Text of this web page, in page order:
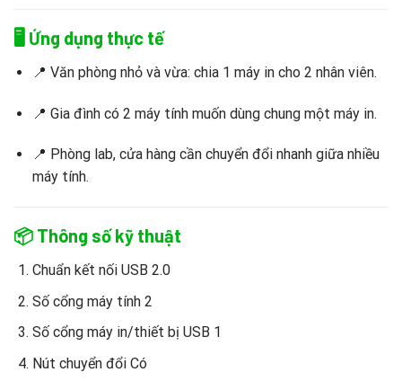
🖥️ Ứng dụng thực tế
📍 Văn phòng nhỏ và vừa: chia 1 máy in cho 2 nhân viên.
📍 Gia đình có 2 máy tính muốn dùng chung một máy in.
📍 Phòng lab, cửa hàng cần chuyển đổi nhanh giữa nhiều
máy tính.
📦 Thông số kỹ thuật
Chuẩn kết nối USB 2.0
Số cổng máy tính 2
Số cổng máy in/thiết bị USB 1
Nút chuyển đổi Có